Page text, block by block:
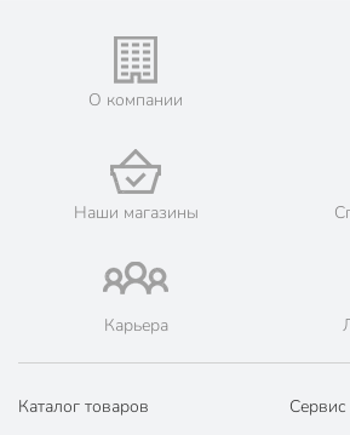
Жители Астраханской области могут
его онлайн на официальном сайте
Мы предлагаем бесплатную
«коронки сверлильные» при заказе от
Харабали, Ахтубинск, Володарский,
Началово, Чёрный Яр.
💳 Оплата: онлайн на сайте
🛍 Скидки, акции, распродажи каждый
📜 Только оригинальная продукция.
Порядок - официальный
марок.
О компании
Наши магазины
Карьера
Каталог товаров